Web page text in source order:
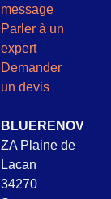
message
Parler à un
expert
Demander
un devis
BLUERENOV
ZA Plaine de
Lacan
34270